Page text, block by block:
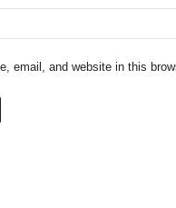
email, and website in this